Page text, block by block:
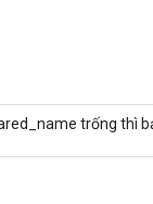
trống thì